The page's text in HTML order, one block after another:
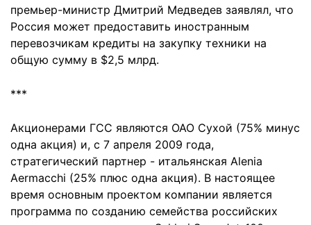
премьер-министр Дмитрий Медведев заявлял, что
Россия может предоставить иностранным
перевозчикам кредиты на закупку техники на
общую сумму в $2,5 млрд.
***
Акционерами ГСС являются ОАО Сухой (75% минус
одна акция) и, с 7 апреля 2009 года,
стратегический партнер - итальянская Alenia
Aermacchi (25% плюс одна акция). В настоящее
время основным проектом компании является
программа по созданию семейства российских